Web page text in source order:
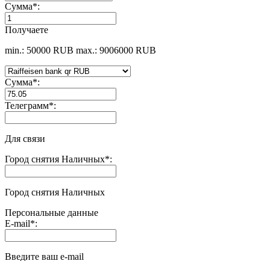
Сумма*:
Получаете
min.: 50000 RUB max.: 9006000 RUB
Сумма*:
Телеграмм*:
Для связи
Город снятия Наличных*:
Город снятия Наличных
Персональные данные
E-mail*:
Введите ваш e-mail